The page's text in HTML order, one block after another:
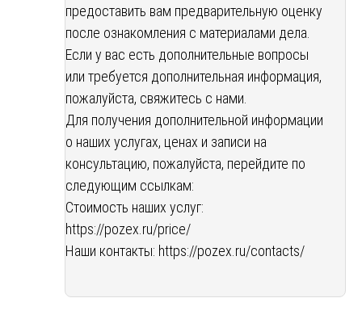
предоставить вам предварительную оценку
после ознакомления с материалами дела.
Если у вас есть дополнительные вопросы
или требуется дополнительная информация,
пожалуйста, свяжитесь с нами.
Для получения дополнительной информации
о наших услугах, ценах и записи на
консультацию, пожалуйста, перейдите по
следующим ссылкам:
Стоимость наших услуг:
https://pozex.ru/price/
Наши контакты: https://pozex.ru/contacts/